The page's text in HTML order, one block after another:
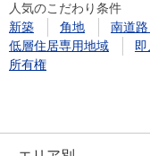
人気のこだわり条件
新築
角地
南道路
低層住居専用地域
所有権